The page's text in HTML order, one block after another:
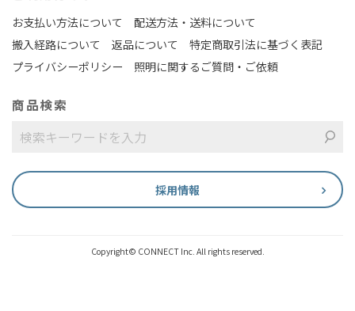
お支払い方法について
配送方法・送料について
搬入経路について
返品について
特定商取引法に基づく表記
プライバシーポリシー
照明に関するご質問・ご依頼
商品検索
採用情報
Copyright© CONNECT Inc. All rights reserved.